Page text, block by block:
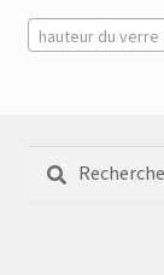
hauteur du verre
Recherche
pour :
Recherche